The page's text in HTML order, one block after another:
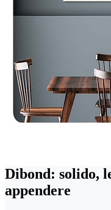
Dibond: solido,
appendere